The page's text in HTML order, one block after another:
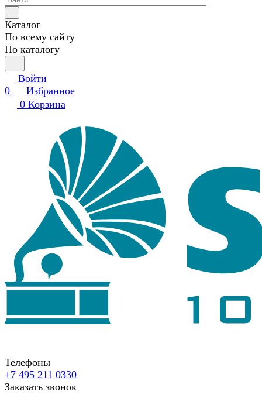
Каталог
По всему сайту
По каталогу
Войти
0
Избранное
0 Корзина
Телефоны
+7 495 211 0330
Заказать звонок